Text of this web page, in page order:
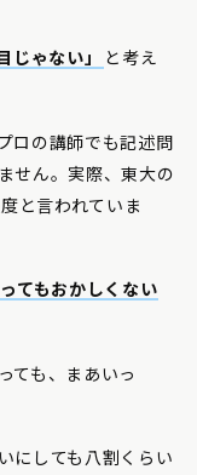
じゃない」
と考え
ロの講師でも記述問
せん。実際、東大の
と言われていま
てもおかしくない
ても、まあいっ
にしても八割くらい